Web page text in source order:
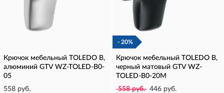
Крючок мебельный TOLEDO B,
алюминий GTV WZ-TOLED-B0-
05
558 руб.
- 20%
Крючок мебельный TOLEDO B,
черный матовый GTV WZ-
TOLED-B0-20M
558 руб. 446 руб.